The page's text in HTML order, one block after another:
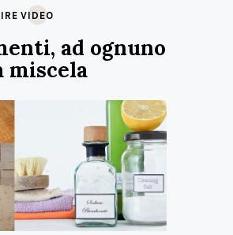
VIDEO
ad ognuno
miscela